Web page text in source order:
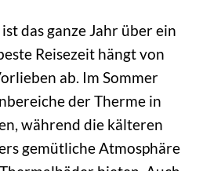
das ganze Jahr über ein
Reisezeit hängt von
ab. Im Sommer
der Therme in
während die kälteren
gemütliche Atmosphäre